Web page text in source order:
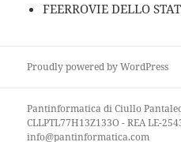
FEERROVIE DELLO
Proudly powered by WordPress
Pantinformatica di Ciullo Pantaleo
CLLPTL77H13Z133O - REA LE-
info@pantinformatica.com